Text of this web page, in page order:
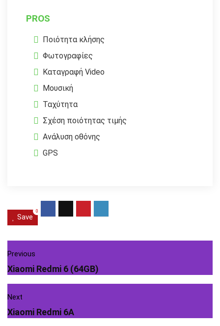
PROS
Ποιότητα κλήσης
Φωτογραφίες
Καταγραφή Video
Μουσική
Ταχύτητα
Σχέση ποιότητας τιμής
Ανάλυση οθόνης
GPS
Save
0
Previous
Xiaomi Redmi 6 (64GB)
Next
Xiaomi Redmi 6A